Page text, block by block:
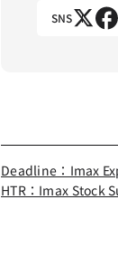
SNS
Deadline：Imax
HTR：Imax Stock